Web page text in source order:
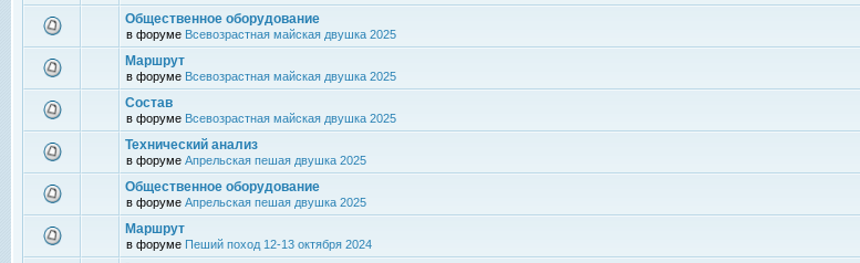
Общественное оборудование
в форуме Всевозрастная майская двушка 2025
Маршрут
в форуме Всевозрастная майская двушка 2025
Состав
в форуме Всевозрастная майская двушка 2025
Технический анализ
в форуме Апрельская пешая двушка 2025
Общественное оборудование
в форуме Апрельская пешая двушка 2025
Маршрут
в форуме Пеший поход 12-13 октября 2024